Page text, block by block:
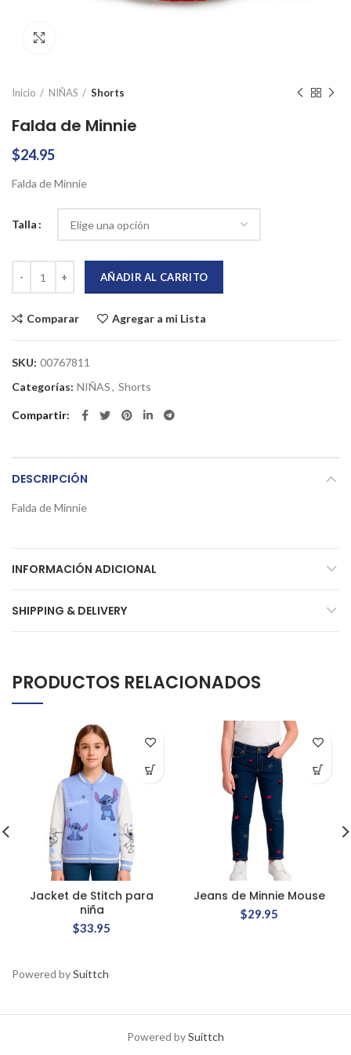
Inicio NIÑAS Shorts
Falda de Minnie
$24.95
Falda de Minnie
Talla
AÑADIR AL CARRITO
Comparar Agregar a mi Lista
SKU: 00767811
Categorías: NIÑAS, Shorts
Compartir
DESCRIPCIÓN
Falda de Minnie
INFORMACIÓN ADICIONAL
SHIPPING & DELIVERY
PRODUCTOS RELACIONADOS
Jacket de Stitch para
niña
$33.95
Jeans de Minnie Mouse
$29.95
Powered bySuittch
Powered bySuittch